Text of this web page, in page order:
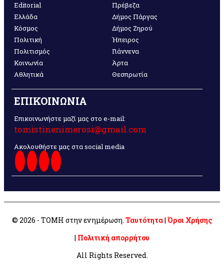
Editorial
Ελλάδα
Κόσμος
Πολιτική
Πολιτισμός
Κοινωνία
Αθλητικά
Πρέβεζα
Δήμος Πάργας
Δήμος Ζηρού
Ήπειρος
Γιάννενα
Άρτα
Θεσπρωτία
ΕΠΙΚΟΙΝΩΝΙΑ
Επικοινωνήστε μαζί μας στο e-mail:
tomistinenimerosi@gmail.com
Ακολουθήστε μας στα social media
© 2026 - ΤΟΜΗ στην ενημέρωση. Ταυτότητα| Όροι Χρήσης
| Πολιτική απορρήτου
All Rights Reserved.